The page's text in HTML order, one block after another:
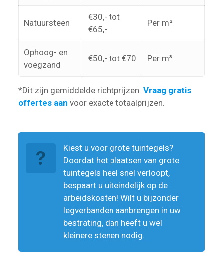
Natuursteen
€30,- tot
€65,-
Per m²
Ophoog- en
voegzand
€50,- tot €70 Per m³
*Dit zijn gemiddelde richtprijzen. Vraag gratis
offertes aan voor exacte totaalprijzen.
Kiest u voor grote tuintegels?
Doordat het plaatsen van grote
tuintegels heel snel verloopt,
bespaart u uiteindelijk op de
arbeidskosten! Wilt u bijzonder
legverbanden aanbrengen in uw
bestrating, dan heeft u wel
kleinere stenen nodig.